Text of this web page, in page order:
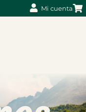
Mi cuenta